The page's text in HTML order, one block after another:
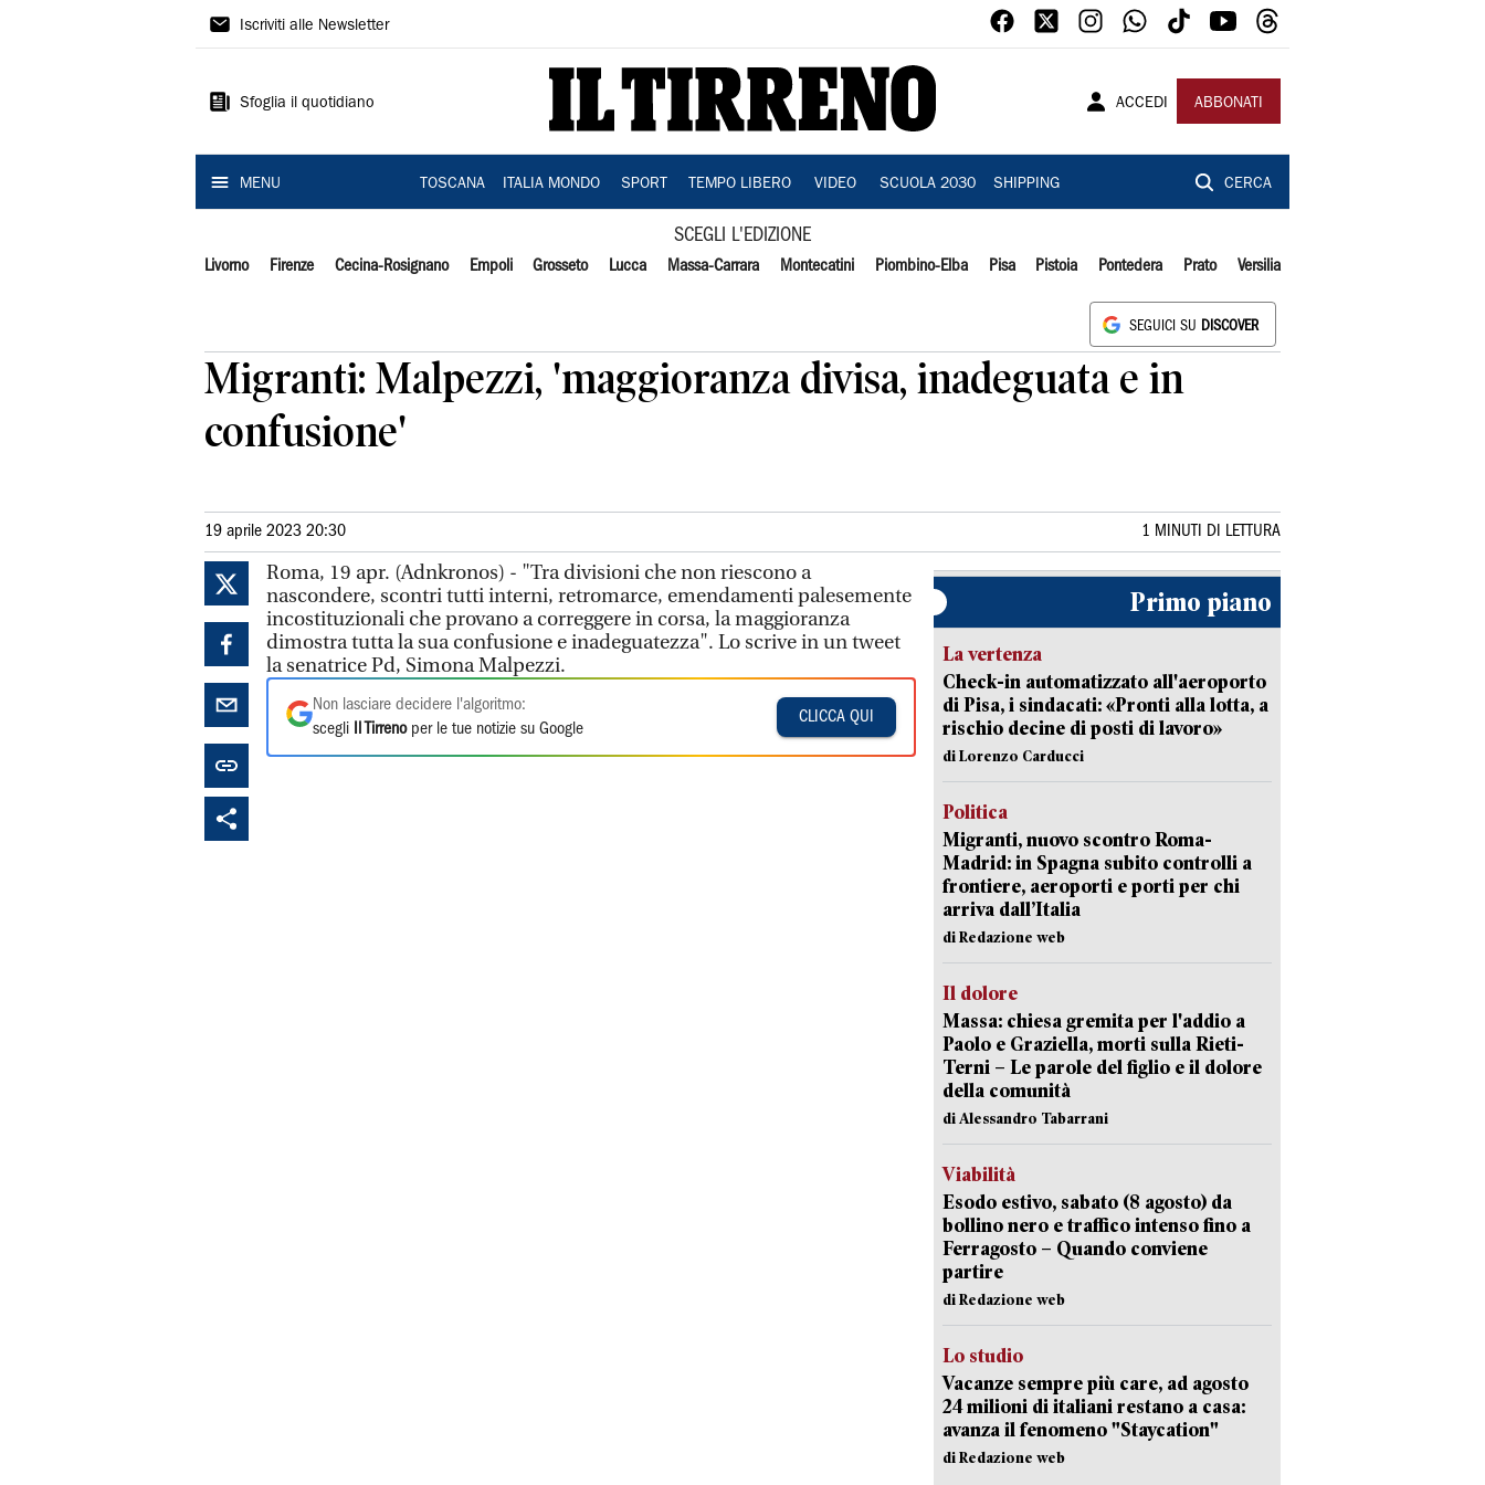
Il
Iscriviti alle Newsletter
Sfoglia il quotidiano ACCEDI ABBONATI
MENU TOSCANA ITALIA MONDO SPORT TEMPO LIBERO VIDEO SCUOLA 2030 SHIPPING CERCA
SCEGLI L'EDIZIONE
Livorno Firenze Cecina-Rosignano Empoli Grosseto Lucca Massa-Carrara Montecatini Piombino-Elba Pisa Pistoia Pontedera Prato Versilia
SEGUICI SU DISCOVER
Migranti: Malpezzi, 'maggioranza divisa, inadeguata e in
confusione'
19 aprile 2023 20:30 1 MINUTI DI LETTURA
Roma, 19 apr. (Adnkronos) - "Tra divisioni che non riescono a
nascondere, scontri tutti interni, retromarce, emendamenti palesemente
incostituzionali che provano a correggere in corsa, la maggioranza
dimostra tutta la sua confusione e inadeguatezza". Lo scrive in un tweet
la senatrice Pd, Simona Malpezzi.
Non lasciare decidere l'algoritmo:
scegli
Il Tirrenoper le tue notizie su Google
CLICCA QUI
Primo piano
La vertenza
Check-in automatizzato all'aeroporto
di Pisa, i sindacati: «Pronti alla lotta, a
rischio decine di posti di lavoro»
di Lorenzo Carducci
Politica
Migranti, nuovo scontro Roma-
Madrid: in Spagna subito controlli a
frontiere, aeroporti e porti per chi
arriva dall’Italia
di Redazione web
Il dolore
Massa: chiesa gremita per l'addio a
Paolo e Graziella, morti sulla Rieti-
Terni – Le parole del figlio e il dolore
della comunità
di Alessandro Tabarrani
Viabilità
Esodo estivo, sabato (8 agosto) da
bollino nero e traffico intenso fino a
Ferragosto – Quando conviene
partire
di Redazione web
Lo studio
Vacanze sempre più care, ad agosto
24 milioni di italiani restano a casa:
avanza il fenomeno "Staycation"
di Redazione web